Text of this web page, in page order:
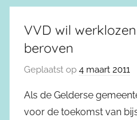
VVD wil
beroven
Geplaatst op 4 maart 2011
Als de Gelderse
voor de toekomst van